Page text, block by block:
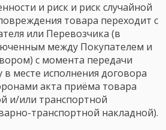
и риск и риск случайной
товара переходит с
или Перевозчика (в
между Покупателем и
с момента передачи
месте исполнения договора
акта приёма товара
и/или транспортной
транспортной накладной).